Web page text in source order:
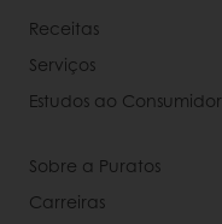
Receitas
Serviços
Estudos ao Consumidor
Sobre a Puratos
Carreiras